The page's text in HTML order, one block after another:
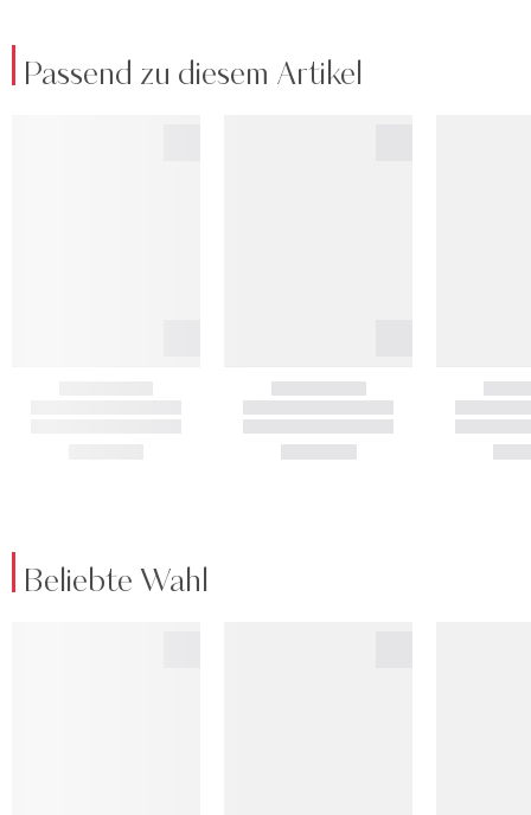
Passend zu diesem Artikel
Beliebte Wahl